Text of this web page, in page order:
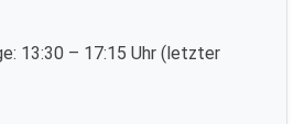
13:30 – 17:15 Uhr (letzter